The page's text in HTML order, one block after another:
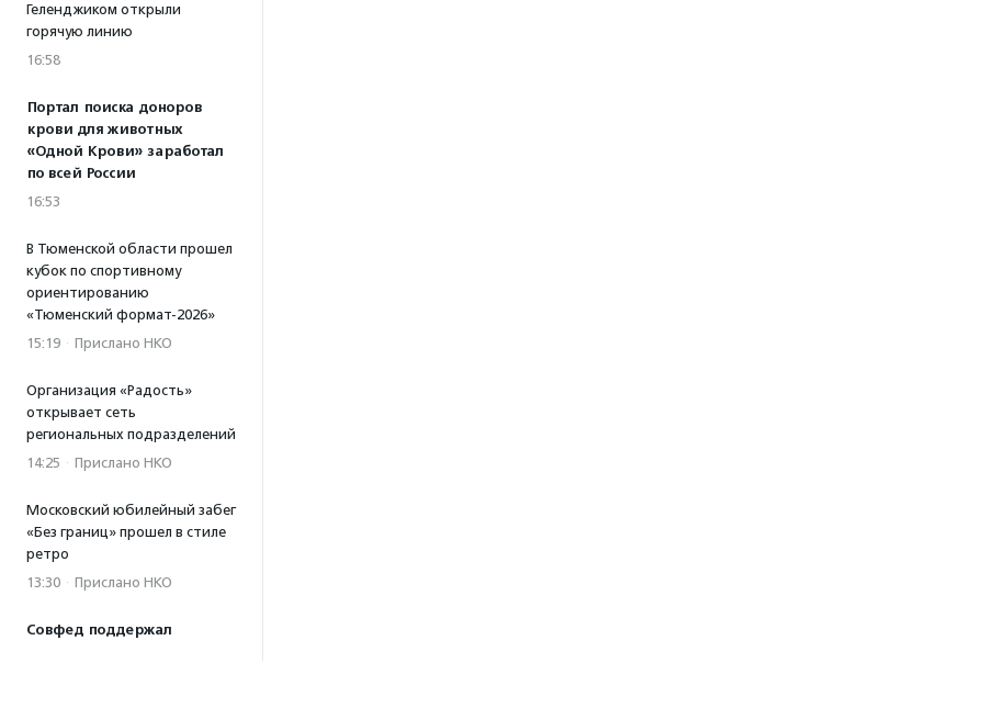
Геленджиком открыли
горячую линию
16:58
Портал поиска доноров
крови для животных
«Одной Крови» заработал
по всей России
16:53
В Тюменской области прошел
кубок по спортивному
ориентированию
«Тюменский формат-2026»
15:19 · Прислано НКО
Организация «Радость»
открывает сеть
региональных подразделений
14:25 · Прислано НКО
Московский юбилейный забег
«Без границ» прошел в стиле
ретро
13:30 · Прислано НКО
Совфед поддержал